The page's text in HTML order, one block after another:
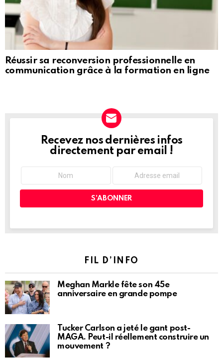
Réussir sa reconversion professionnelle en
communication grâce à la formation en ligne
NEWSLETTER
Recevez nos dernières infos
directement par email !
FIL D’INFO
Meghan Markle fête son 45e
anniversaire en grande pompe
Tucker Carlson a jeté le gant post-
MAGA. Peut-il réellement construire un
mouvement ?